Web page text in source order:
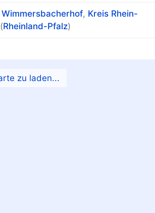
Wimmersbacherhof, Kreis Rhein-
(Rheinland-Pfalz)